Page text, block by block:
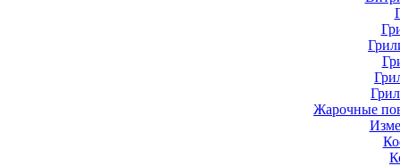
Жарочные